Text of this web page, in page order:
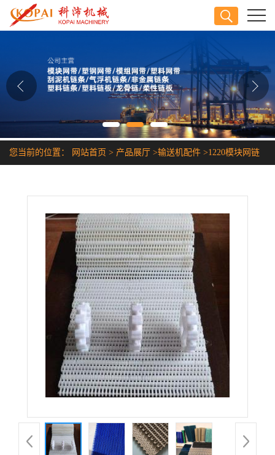
公司介绍
公司动态
证书荣誉
您当前的位置： 网站首页 > 产品展厅 >输送机配件 >1220模块网链